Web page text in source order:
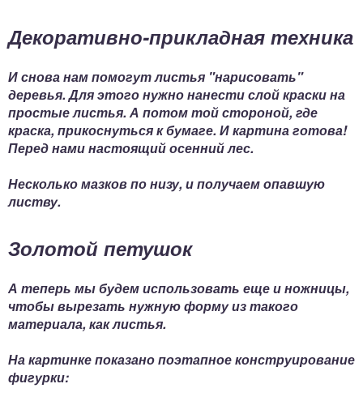
Декоративно-прикладная техника
И снова нам помогут листья "нарисовать"
деревья. Для этого нужно нанести слой краски на
простые листья. А потом той стороной, где
краска, прикоснуться к бумаге. И картина готова!
Перед нами настоящий осенний лес.
Несколько мазков по низу, и получаем опавшую
листву.
Золотой петушок
А теперь мы будем использовать еще и ножницы,
чтобы вырезать нужную форму из такого
материала, как листья.
На картинке показано поэтапное конструирование
фигурки: